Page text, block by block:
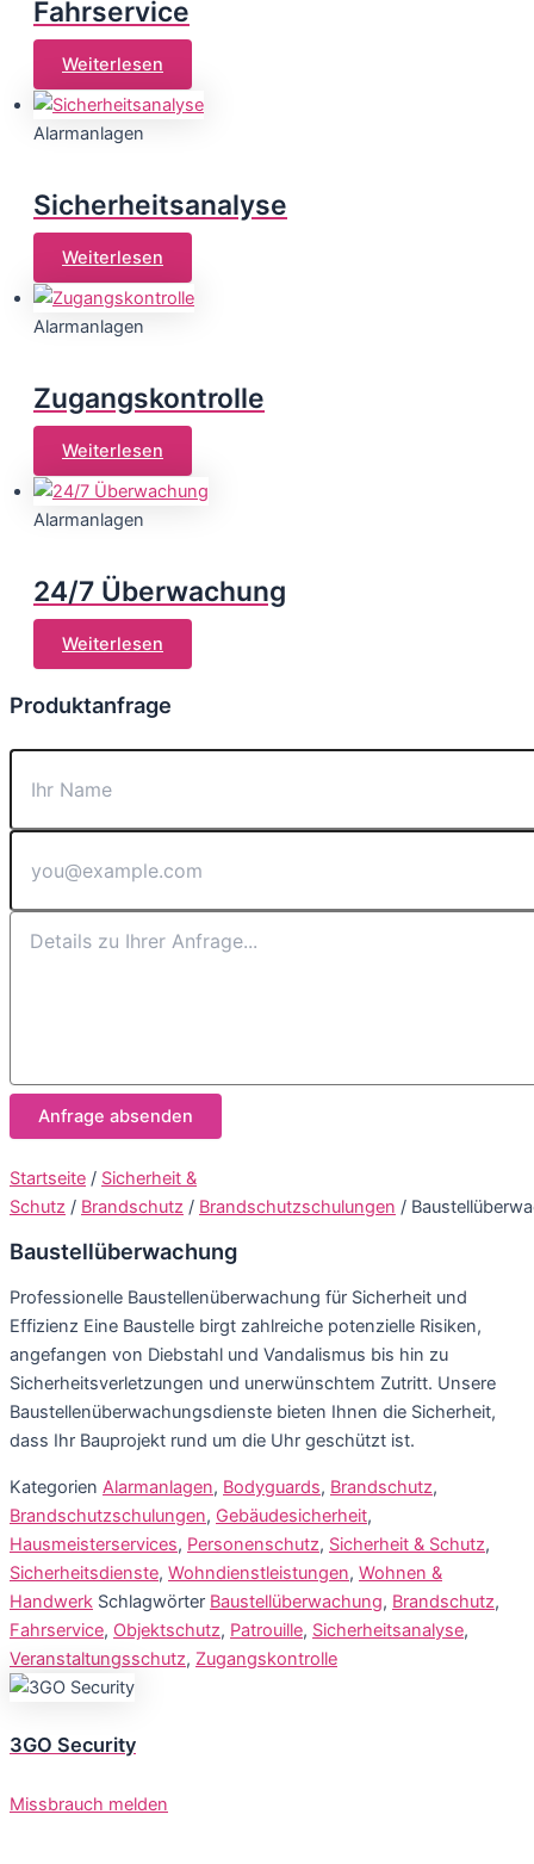
Fahrservice
Weiterlesen
Alarmanlagen
Sicherheitsanalyse
Weiterlesen
Alarmanlagen
Zugangskontrolle
Weiterlesen
Alarmanlagen
24/7 Überwachung
Weiterlesen
Produktanfrage
Startseite / Sicherheit &
Schutz / Brandschutz / Brandschutzschulungen /
Baustellüberwachung
Professionelle Baustellenüberwachung für Sicherheit und
Effizienz Eine Baustelle birgt zahlreiche potenzielle Risiken,
angefangen von Diebstahl und Vandalismus bis hin zu
Sicherheitsverletzungen und unerwünschtem Zutritt. Unsere
Baustellenüberwachungsdienste bieten Ihnen die Sicherheit,
dass Ihr Bauprojekt rund um die Uhr geschützt ist.
Kategorien Alarmanlagen, Bodyguards, Brandschutz,
Brandschutzschulungen, Gebäudesicherheit,
Hausmeisterservices, Personenschutz, Sicherheit & Schutz,
Sicherheitsdienste, Wohndienstleistungen, Wohnen &
Handwerk Schlagwörter Baustellüberwachung, Brandschutz,
Fahrservice, Objektschutz, Patrouille, Sicherheitsanalyse,
Veranstaltungsschutz, Zugangskontrolle
3GO Security
Missbrauch melden